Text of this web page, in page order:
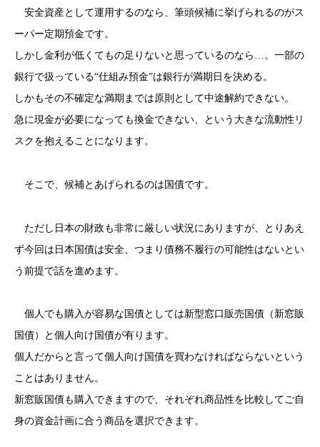
安全資産として運用するのなら、筆頭候補に挙げられるのがス
ーパー定期預金です。
しかし金利が低くてもの足りないと思っているのなら…。一部の
銀行で扱っている“仕組み預金”は銀行が満期日を決める。
しかもその不確定な満期までは原則として中途解約できない。
急に現金が必要になっても換金できない、という大きな流動性リ
スクを抱えることになります。
そこで、候補とあげられるのは国債です。
ただし日本の財政も非常に厳しい状況にありますが、とりあえ
ず今回は日本国債は安全、つまり債務不履行の可能性はないとい
う前提で話を進めます。
個人でも購入が容易な国債としては新型窓口販売国債（新窓販
国債）と個人向け国債が有ります。
個人だからと言って個人向け国債を買わなければならないという
ことはありません。
新窓販国債も購入できますので、それぞれ商品性を比較してご自
身の資金計画に合う商品を選択できます。